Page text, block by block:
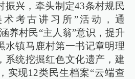
振兴，牵头制定43条村规民
考古讲习所”活动，通
养村民“主人翁”意识，提升
水镇马鹿村第一书记章明理
系统挖掘红色文化遗产，建
实现12类民生档案“云端查